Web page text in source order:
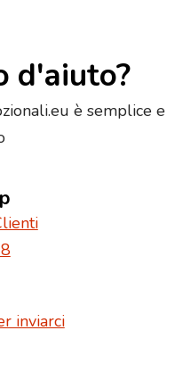
d'aiuto?
è semplice e
inviarci